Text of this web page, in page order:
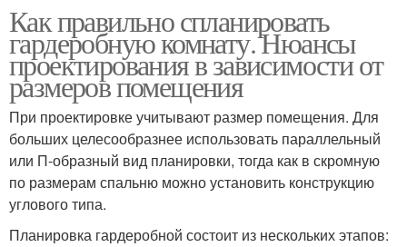
Как правильно спланировать
гардеробную комнату. Нюансы
проектирования в зависимости от
размеров помещения
При проектировке учитывают размер помещения. Для
больших целесообразнее использовать параллельный
или П-образный вид планировки, тогда как в скромную
по размерам спальню можно установить конструкцию
углового типа.
Планировка гардеробной состоит из нескольких этапов: